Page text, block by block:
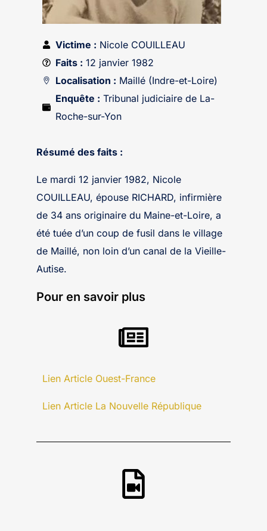
Victime : Nicole COUILLEAU
Faits : 12 janvier 1982
Localisation : Maillé (Indre-et-Loire)
Enquête : Tribunal judiciaire de La-
Roche-sur-Yon
Résumé des faits :
Le mardi 12 janvier 1982, Nicole
COUILLEAU, épouse RICHARD, infirmière
de 34 ans originaire du Maine-et-Loire, a
été tuée d’un coup de fusil dans le village
de Maillé, non loin d’un canal de la Vieille-
Autise.
Pour en savoir plus
Lien Article Ouest-France
Lien Article La Nouvelle République